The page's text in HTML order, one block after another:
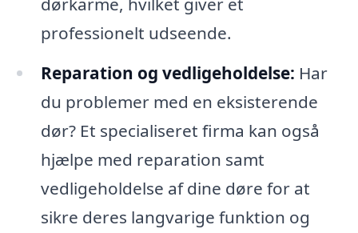
professionelt udseende.
Reparation og vedligeholdelse: Har
du problemer med en eksisterende
dør? Et specialiseret firma kan også
hjælpe med reparation samt
vedligeholdelse af dine døre for at
sikre deres langvarige funktion og